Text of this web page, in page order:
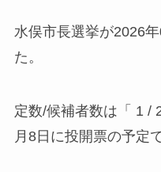
水俣市長選挙が2026
た。
定数/候補者数は「 1 /
月8日に投開票の予定で